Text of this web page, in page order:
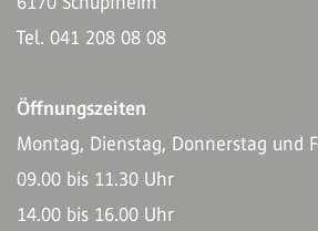
Tel. 041 208 08 08
Öffnungszeiten
Montag, Dienstag, Donnerstag und
09.00 bis 11.30 Uhr
14.00 bis 16.00 Uhr